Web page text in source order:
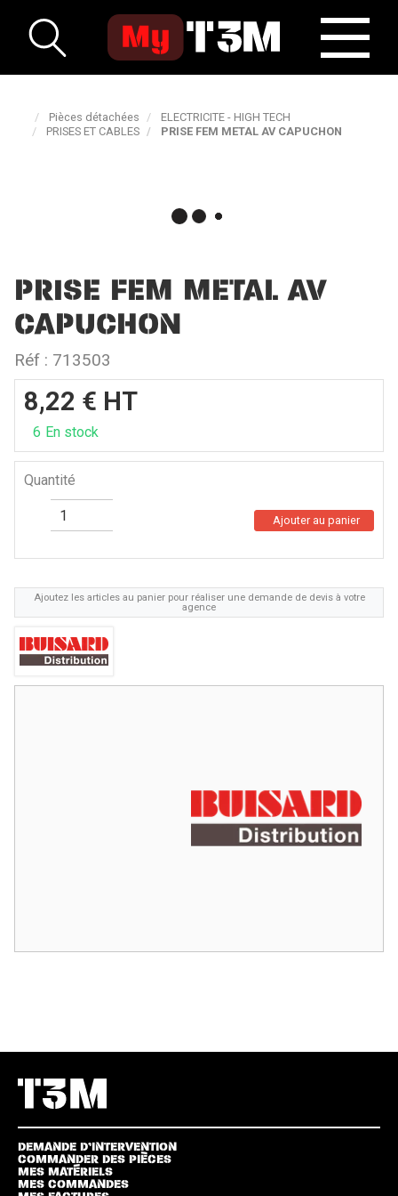
Pièces détachées
ELECTRICITE - HIGH TECH
PRISES ET CABLES
PRISE FEM METAL AV CAPUCHON
PRISE FEM METAL AV
CAPUCHON
Réf : 713503
Ajoutez les articles au panier pour réaliser une demande de devis à votre
agence
8,22 € HT
6 En stock
Quantité
Ajouter au panier
DEMANDE D’INTERVENTION
COMMANDER DES PIÈCES
MES MATÉRIELS
MES COMMANDES